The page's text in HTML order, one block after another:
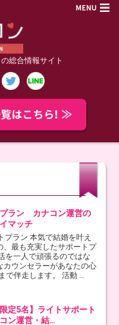
総合情報サイト
ラン カナコン運営の
マッチ
プラン 本気で結婚を叶え
、最も充実したサポートプ
を一人で頑張るのではな
カウンセラーがあなたの心
伴走します。 活動 ...
定5名】ライトサポート
ン運営・結…